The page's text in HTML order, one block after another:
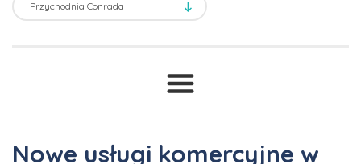
Transport sanitarny
Nowe usługi komercyjne w